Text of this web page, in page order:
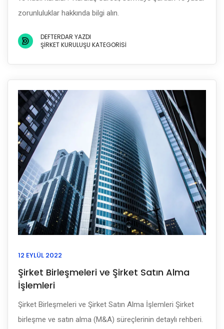
zorunluluklar hakkında bilgi alın.
DEFTERDAR YAZDI
ŞIRKET KURULUŞU KATEGORISI
12 EYLÜL 2022
Şirket Birleşmeleri ve Şirket Satın Alma
İşlemleri
Şirket Birleşmeleri ve Şirket Satın Alma İşlemleri Şirket
birleşme ve satın alma (M&A) süreçlerinin detaylı rehberi.